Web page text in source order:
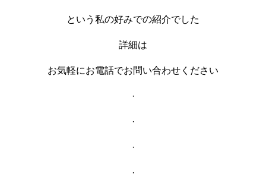
という私の好みでの紹介でした
詳細は
お気軽にお電話でお問い合わせください
·
·
·
·